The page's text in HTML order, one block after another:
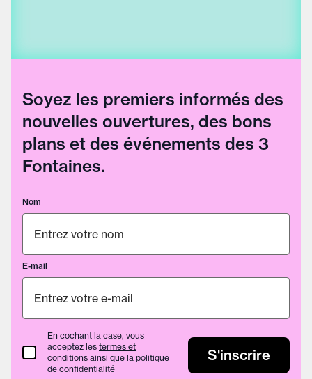
Soyez les premiers informés des
nouvelles ouvertures, des bons
plans et des événements des 3
Fontaines.
Nom
E-mail
termes et conditions
En cochant la case, vous
acceptez les termes et
conditions ainsi que la politique
de confidentialité
S'inscrire